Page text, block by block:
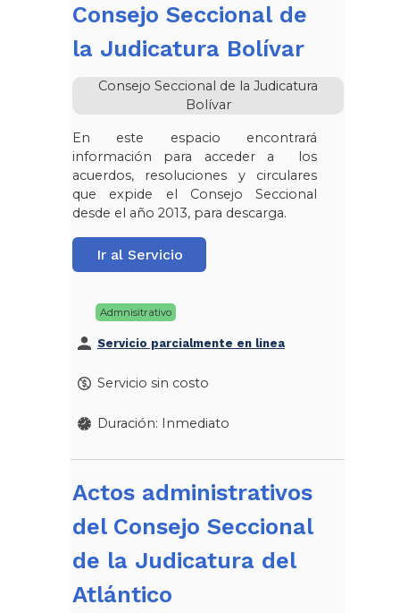
Consejo Seccional de
la Judicatura Bolívar
Consejo Seccional de la Judicatura
Bolívar
En este espacio encontrará
información para acceder a los
acuerdos, resoluciones y circulares
que expide el Consejo Seccional
desde el año 2013, para descarga.
Ir al Servicio
Admnisitrativo
Servicio parcialmente en linea
Servicio sin costo
Duración: Inmediato
Actos administrativos
del Consejo Seccional
de la Judicatura del
Atlántico